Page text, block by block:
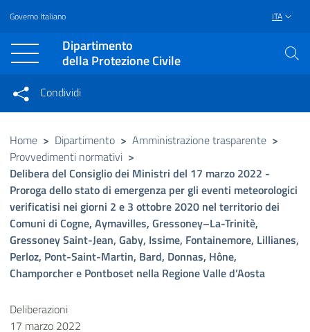
Vai al contenuto principale
Raggiungi il piè di pagina
Governo Italiano ITA
Dipartimento
della Protezione Civile
Condividi su Facebook
Condividi su Twitter
Condividi su LinkedIn
Condividi
Condividi sui social network
Home > Dipartimento > Amministrazione trasparente >
Provvedimenti normativi >
Delibera del Consiglio dei Ministri del 17 marzo 2022 -
Proroga dello stato di emergenza per gli eventi meteorologici
verificatisi nei giorni 2 e 3 ottobre 2020 nel territorio dei
Comuni di Cogne, Aymavilles, Gressoney–La-Trinitè,
Gressoney Saint-Jean, Gaby, Issime, Fontainemore, Lillianes,
Perloz, Pont-Saint-Martin, Bard, Donnas, Hône,
Champorcher e Pontboset nella Regione Valle d’Aosta
Deliberazioni
17 marzo 2022